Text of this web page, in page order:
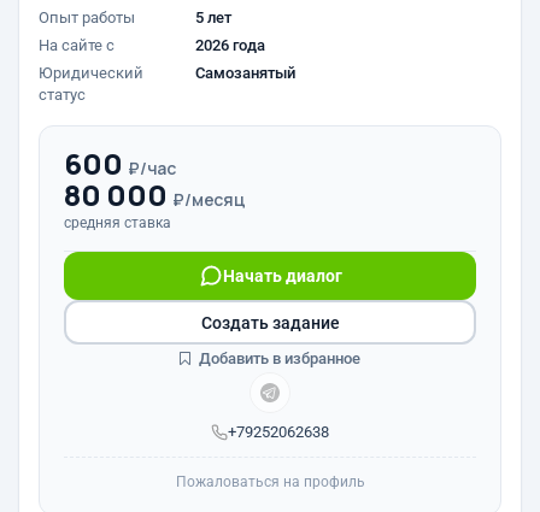
Опыт работы
5 лет
На сайте с
2026 года
Юридический
статус
Самозанятый
600 ₽/час
80 000 ₽/месяц
средняя ставка
+79252062638
Начать диалог
Создать задание
Добавить в избранное
Пожаловаться на профиль